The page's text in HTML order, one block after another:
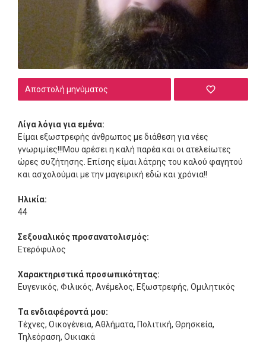
Αποστολή μηνύματος
Λίγα λόγια για εμένα:
Είμαι εξωστρεφής άνθρωπος με διάθεση για νέες
γνωριμίες!!!Μου αρέσει η καλή παρέα και οι ατελείωτες
ώρες συζήτησης. Επίσης είμαι λάτρης του καλού φαγητού
και ασχολούμαι με την μαγειρική εδώ και χρόνια!!
Ηλικία:
44
Σεξουαλικός προσανατολισμός:
Ετερόφυλος
Χαρακτηριστικά προσωπικότητας:
Ευγενικός, Φιλικός, Ανέμελος, Εξωστρεφής, Ομιλητικός
Τα ενδιαφέροντά μου:
Τέχνες, Οικογένεια, Αθλήματα, Πολιτική, Θρησκεία,
Τηλεόραση, Οικιακά